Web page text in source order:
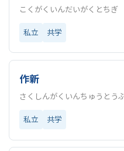
こくがくいんだいがくとちぎ
私立 共学
作新
さくしんがくいんちゅうとう
私立 共学